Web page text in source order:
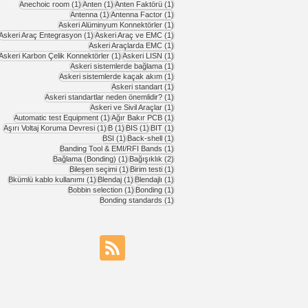
Anechoic room (1)1 yazı
Anten (1)1 yazı
Anten Faktörü (1)1 yazı
Antenna (1)1 yazı
Antenna Factor (1)1 yazı
Askeri Alüminyum Konnektörler (1)1 yazı
Araç Entegrasyon (1)1 yazı
Askeri Araç ve EMC (1)1 yazı
Askeri Araçlarda EMC (1)1 yazı
Karbon Çelik Konnektörler (1)1 yazı
Askeri LISN (1)1 yazı
Askeri sistemlerde bağlama (1)1 yazı
Askeri sistemlerde kaçak akım (1)1 yazı
Askeri standart (1)1 yazı
Askeri standartlar neden önemlidir? (1)1 yazı
Askeri ve Sivil Araçlar (1)1 yazı
Automatic test Equipment (1)1 yazı
Ağır Bakır PCB (1)1 yazı
Aşırı Voltaj Koruma Devresi (1)1 yazı
B (1)1 yazı
BIS (1)1 yazı
BIT (1)1 yazı
BSI (1)1 yazı
Back-shell (1)1 yazı
Banding Tool & EMI/RFI Bands (1)1 yazı
Bağlama (Bonding) (1)1 yazı
Bağışıklık (2)2 yazı
Bileşen seçimi (1)1 yazı
Birim testi (1)1 yazı
Bkümlü kablo kullanımı (1)1 yazı
Blendaj (1)1 yazı
Blendajlı (1)1 yazı
Bobbin selection (1)1 yazı
Bonding (1)1 yazı
Bonding standards (1)1 yazı